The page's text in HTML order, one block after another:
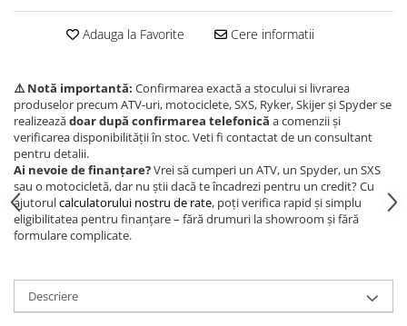
Adauga la Favorite Cere informatii
⚠️ Notă importantă: Confirmarea exactă a stocului si livrarea
produselor precum ATV-uri, motociclete, SXS, Ryker, Skijer și Spyder se
realizeazădoar după confirmarea telefonică a comenzii și
verificarea disponibilității în stoc. Veti fi contactat de un consultant
pentru detalii.
Ai nevoie de finanțare?Vrei să cumperi un ATV, un Spyder, un SXS
sau o motocicletă, dar nu știi dacă te încadrezi pentru un credit? Cu
ajutorulcalculatorului nostru de rate, poți verifica rapid și simplu
eligibilitatea pentru finanțare – fără drumuri la showroom și fără
formulare complicate.
Descriere